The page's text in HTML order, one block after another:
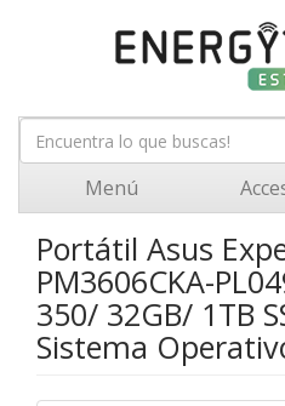
Menú
Portátil Asus
PM3606CKA-
350/ 32GB/ 1TB
Sistema